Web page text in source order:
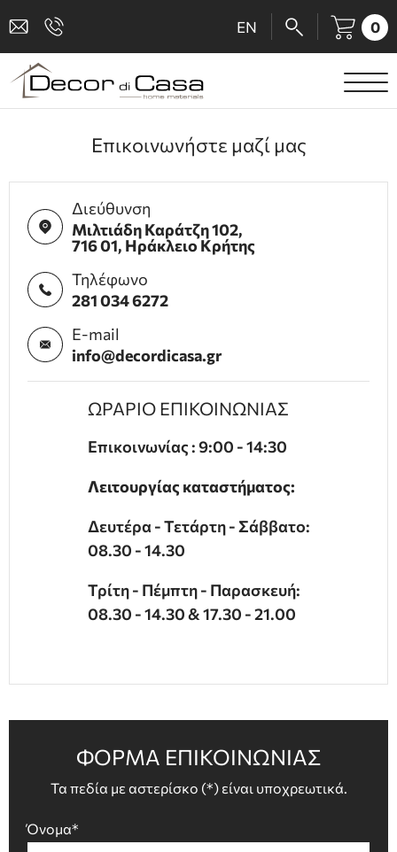
EN 0
ΕΙΔΗ ΥΓΙΕΙΝΗΣ
ΜΠΑΤΑΡΙΕΣ
ΠΛΑΚΑΚΙΑ
ΚΑΜΠΙΝΕΣ
ΑΞΕΣΟΥΑΡ ΜΠΑΝΙΟΥ
ΚΟΥΖΙΝΑ
ΑΜΕΑ
ΕΠΙΠΛΑ ΜΠΑΝΙΟΥ
Επικοινωνήστε μαζί μας
Διεύθυνση
Μιλτιάδη Καράτζη 102,
716 01, Ηράκλειο Κρήτης
Τηλέφωνο
281 034 6272
E-mail
info@decordicasa.gr
ΩΡΑΡΙΟ ΕΠΙΚΟΙΝΩΝΙΑΣ
Επικοινωνίας : 9:00 - 14:30
Λειτουργίας καταστήματος:
Δευτέρα - Τετάρτη - Σάββατο:
08.30 - 14.30
Τρίτη - Πέμπτη - Παρασκευή:
08.30 - 14.30 & 17.30 - 21.00
ΦΟΡΜΑ ΕΠΙΚΟΙΝΩΝΙΑΣ
Τα πεδία με αστερίσκο (*) είναι υποχρεωτικά.
Όνομα*